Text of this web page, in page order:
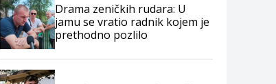
Drama zeničkih rudara: U
jamu se vratio radnik kojem je
prethodno pozlilo